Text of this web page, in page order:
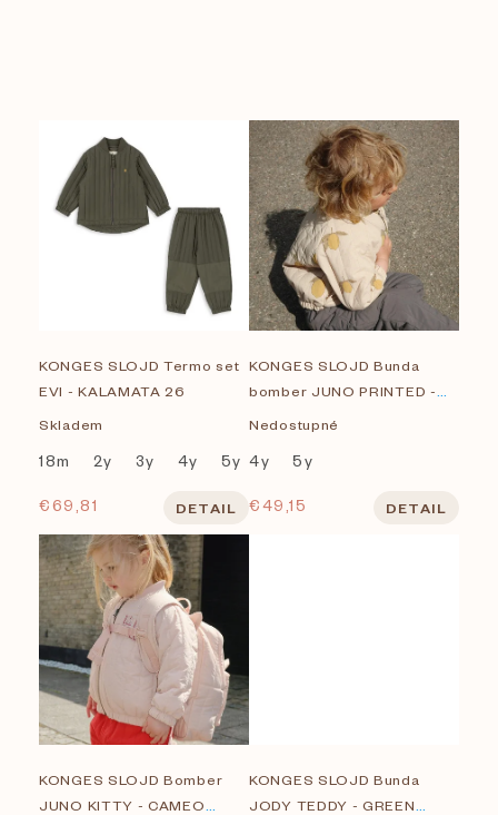
€188
Konges Slojd
LIEWOOD
THE NEW SOCIETY
Zobrazených položiek:
p
o
d
u
k
o
v
KONGES SLOJD Termo set
EVI - KALAMATA 26
Skladem
18m 2y 3y 4y 5y
€69,81 DETAIL
KONGES SLOJD Bunda
bomber JUNO PRINTED -
Nedostupné
4y 5y
€49,15 DETAIL
KONGES SLOJD Bomber
JUNO KITTY - CAMEO
KONGES SLOJD Bunda
JODY TEDDY - GREEN